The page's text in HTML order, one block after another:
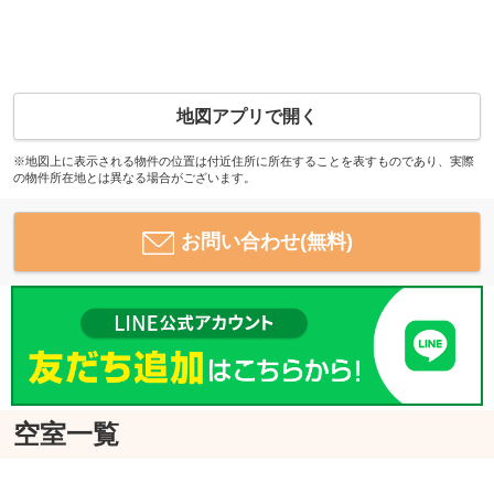
地図アプリで開く
※地図上に表示される物件の位置は付近住所に所在することを表すものであり、実際
の物件所在地とは異なる場合がございます。
お問い合わせ(無料)
空室一覧